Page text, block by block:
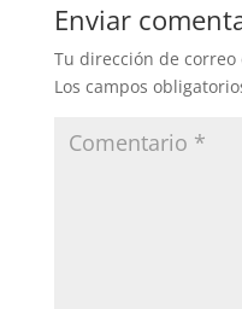
Enviar
Tu dirección de
Los campos